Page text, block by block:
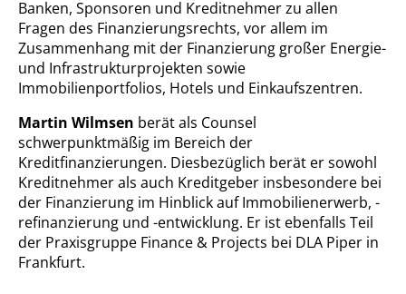
Banken, Sponsoren und Kreditnehmer zu allen
Fragen des Finanzierungsrechts, vor allem im
Zusammenhang mit der Finanzierung großer Energie-
und Infrastrukturprojekten sowie
Immobilienportfolios, Hotels und Einkaufszentren.
Martin Wilmsen berät als Counsel
schwerpunktmäßig im Bereich der
Kreditfinanzierungen. Diesbezüglich berät er sowohl
Kreditnehmer als auch Kreditgeber insbesondere bei
der Finanzierung im Hinblick auf Immobilienerwerb, -
refinanzierung und -entwicklung. Er ist ebenfalls Teil
der Praxisgruppe Finance & Projects bei DLA Piper in
Frankfurt.